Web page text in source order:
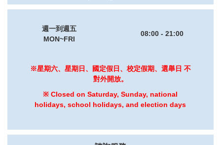
週一到週五
MON~FRI
08:00 - 21:00
※星期六、星期日、國定假日、校定假期、選舉日 不
對外開放。
※ Closed on Saturday, Sunday, national
holidays, school holidays, and election days